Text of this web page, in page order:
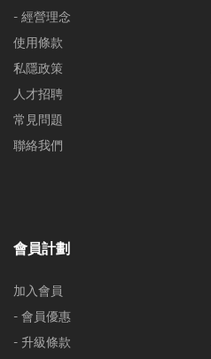
- 經營理念
使用條款
私隱政策
人才招聘
常見問題
聯絡我們
會員計劃
加入會員
- 會員優惠
- 升級條款